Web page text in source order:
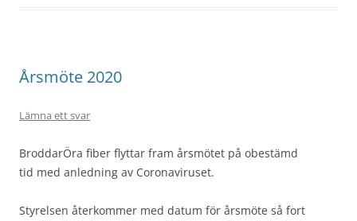
Årsmöte 2020
Lämna ett svar
BroddarÖra fiber flyttar fram årsmötet på obestämd
tid med anledning av Coronaviruset.
Styrelsen återkommer med datum för årsmöte så fort